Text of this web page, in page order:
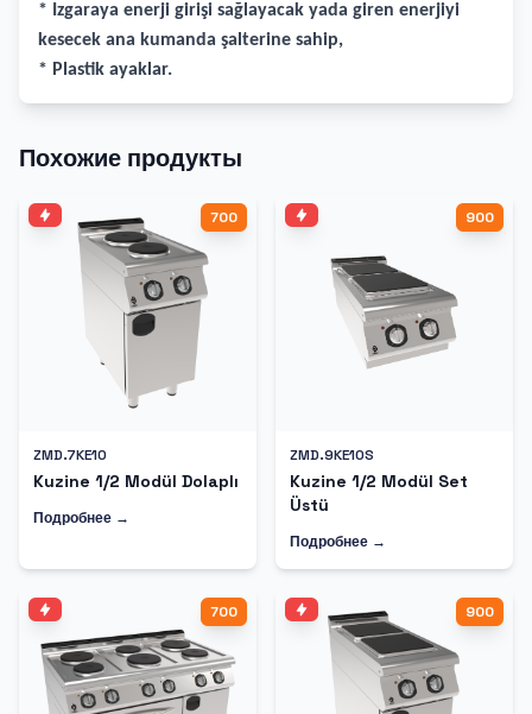
* Izgaraya enerji girişi sağlayacak yada giren enerjiyi
kesecek ana kumanda şalterine sahip,
* Plastik ayaklar.
Похожие продукты
700
ZMD.7KE10
Kuzine 1/2 Modül Dolaplı
Подробнее →
900
ZMD.9KE10S
Kuzine 1/2 Modül Set
Üstü
Подробнее →
700 900